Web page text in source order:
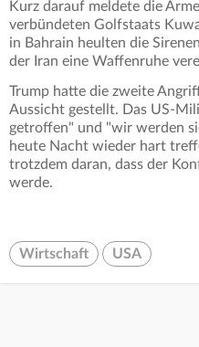
Kurz darauf meldete die
verbündeten Golfstaats
in Bahrain heulten die
der Iran eine Waffenruhe
Trump hatte die zweite
Aussicht gestellt. Das US-
getroffen" und "wir werden
heute Nacht wieder hart
trotzdem daran, dass der
werde.
Wirtschaft USA